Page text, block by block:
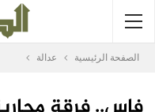
الصفحة الرئيسية عدالة